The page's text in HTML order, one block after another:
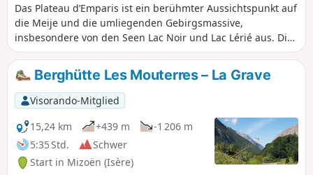
Das Plateau d’Emparis ist ein berühmter Aussichtspunkt auf
die Meije und die umliegenden Gebirgsmassive,
insbesondere von den Seen Lac Noir und Lac Lérié aus. Die
vorliegende Doppelrunde folgt dem klassischen Rundweg
um diese Seen, erweitert die Runde jedoch um einen
weniger frequentierten Rückweg, der die Ausblicke des
Tages verlängert.
Berghütte Les Mouterres – La Grave
Visorando-Mitglied
15,24 km
+439 m
-1 206 m
5:35 Std.
Schwer
Start in Mizoën (Isère)